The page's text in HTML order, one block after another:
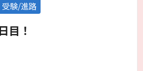
ゴ
リ
受験/進路
目！